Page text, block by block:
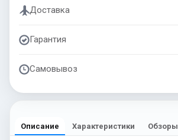
Доставка
Гарантия
Самовывоз
Описание Характеристики Обзоры